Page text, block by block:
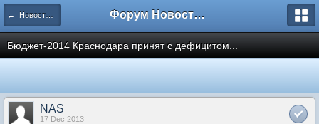
← Новости рынка недвижимости Форум Новостройки
Бюджет-2014 Краснодара принят с дефицитом...
NAS
17 Dec 2013